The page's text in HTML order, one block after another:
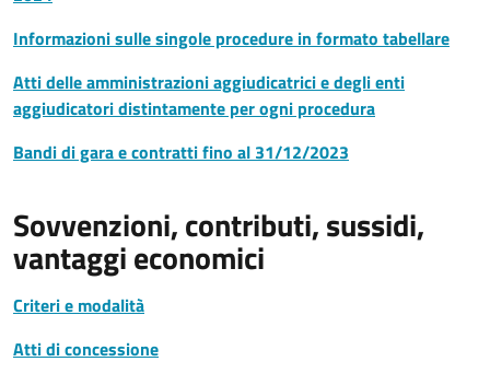
Informazioni sulle singole procedure in formato tabellare
Atti delle amministrazioni aggiudicatrici e degli enti
aggiudicatori distintamente per ogni procedura
Bandi di gara e contratti fino al 31/12/2023
Sovvenzioni, contributi, sussidi,
vantaggi economici
Criteri e modalità
Atti di concessione